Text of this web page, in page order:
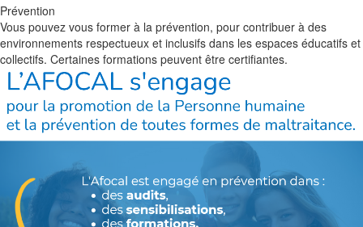
Prévention
Vous pouvez vous former à la prévention, pour contribuer à des
environnements respectueux et inclusifs dans les espaces éducatifs et
collectifs. Certaines formations peuvent être certifiantes.